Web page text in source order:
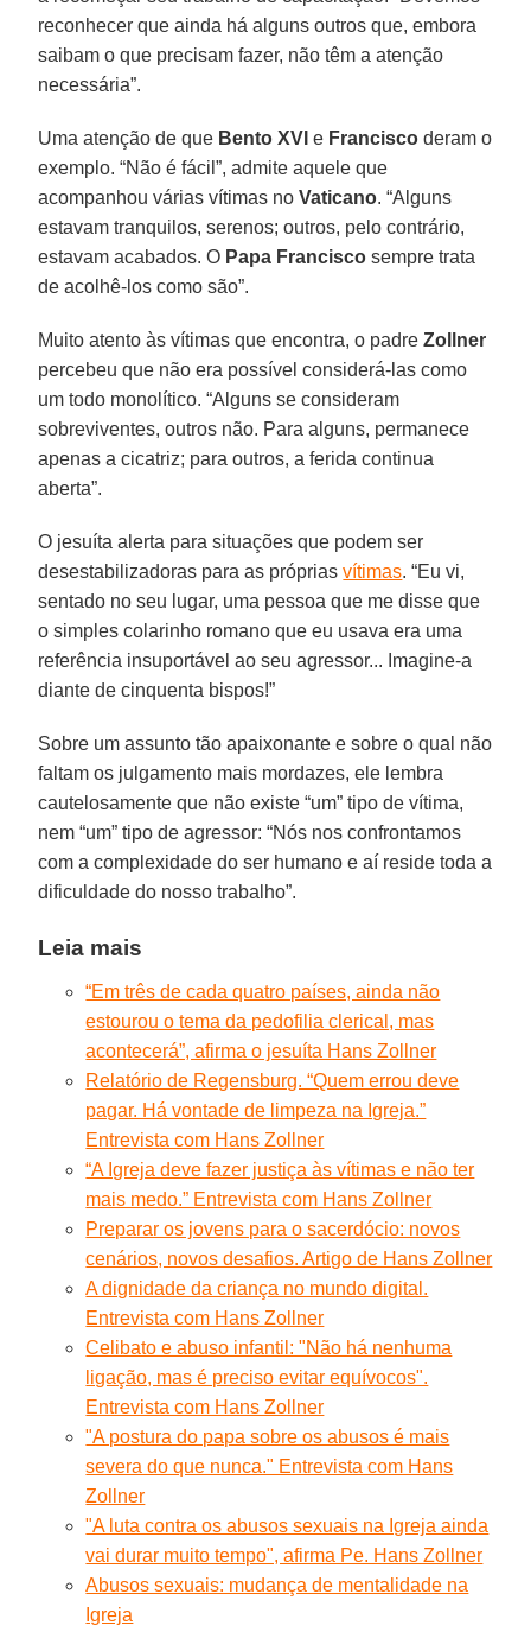
reconhecer que ainda há alguns outros que, embora
saibam o que precisam fazer, não têm a atenção
necessária”.
Uma atenção de que Bento XVI e Francisco deram o
exemplo. “Não é fácil”, admite aquele que
acompanhou várias vítimas noVaticano. “Alguns
estavam tranquilos, serenos; outros, pelo contrário,
estavam acabados. O Papa Francisco sempre trata
de acolhê-los como são”.
Muito atento às vítimas que encontra, o padreZollner
percebeu que não era possível considerá-las como
um todo monolítico. “Alguns se consideram
sobreviventes, outros não. Para alguns, permanece
apenas a cicatriz; para outros, a ferida continua
aberta”.
O jesuíta alerta para situações que podem ser
desestabilizadoras para as própriasvítimas. “Eu vi,
sentado no seu lugar, uma pessoa que me disse que
o simples colarinho romano que eu usava era uma
referência insuportável ao seu agressor... Imagine-a
diante de cinquenta bispos!”
Sobre um assunto tão apaixonante e sobre o qual não
faltam os julgamento mais mordazes, ele lembra
cautelosamente que não existe “um” tipo de vítima,
nem “um” tipo de agressor: “Nós nos confrontamos
com a complexidade do ser humano e aí reside toda a
dificuldade do nosso trabalho”.
Leia mais
“Em três de cada quatro países, ainda não
estourou o tema da pedofilia clerical, mas
acontecerá”, afirma o jesuíta Hans Zollner
Relatório de Regensburg. “Quem errou deve
pagar. Há vontade de limpeza na Igreja.”
Entrevista com Hans Zollner
“A Igreja deve fazer justiça às vítimas e não ter
mais medo.” Entrevista com Hans Zollner
Preparar os jovens para o sacerdócio: novos
cenários, novos desafios. Artigo de Hans Zollner
A dignidade da criança no mundo digital.
Entrevista com Hans Zollner
Celibato e abuso infantil: "Não há nenhuma
ligação, mas é preciso evitar equívocos".
Entrevista com Hans Zollner
"A postura do papa sobre os abusos é mais
severa do que nunca." Entrevista com Hans
Zollner
"A luta contra os abusos sexuais na Igreja ainda
vai durar muito tempo", afirma Pe. Hans Zollner
Abusos sexuais: mudança de mentalidade na
Igreja